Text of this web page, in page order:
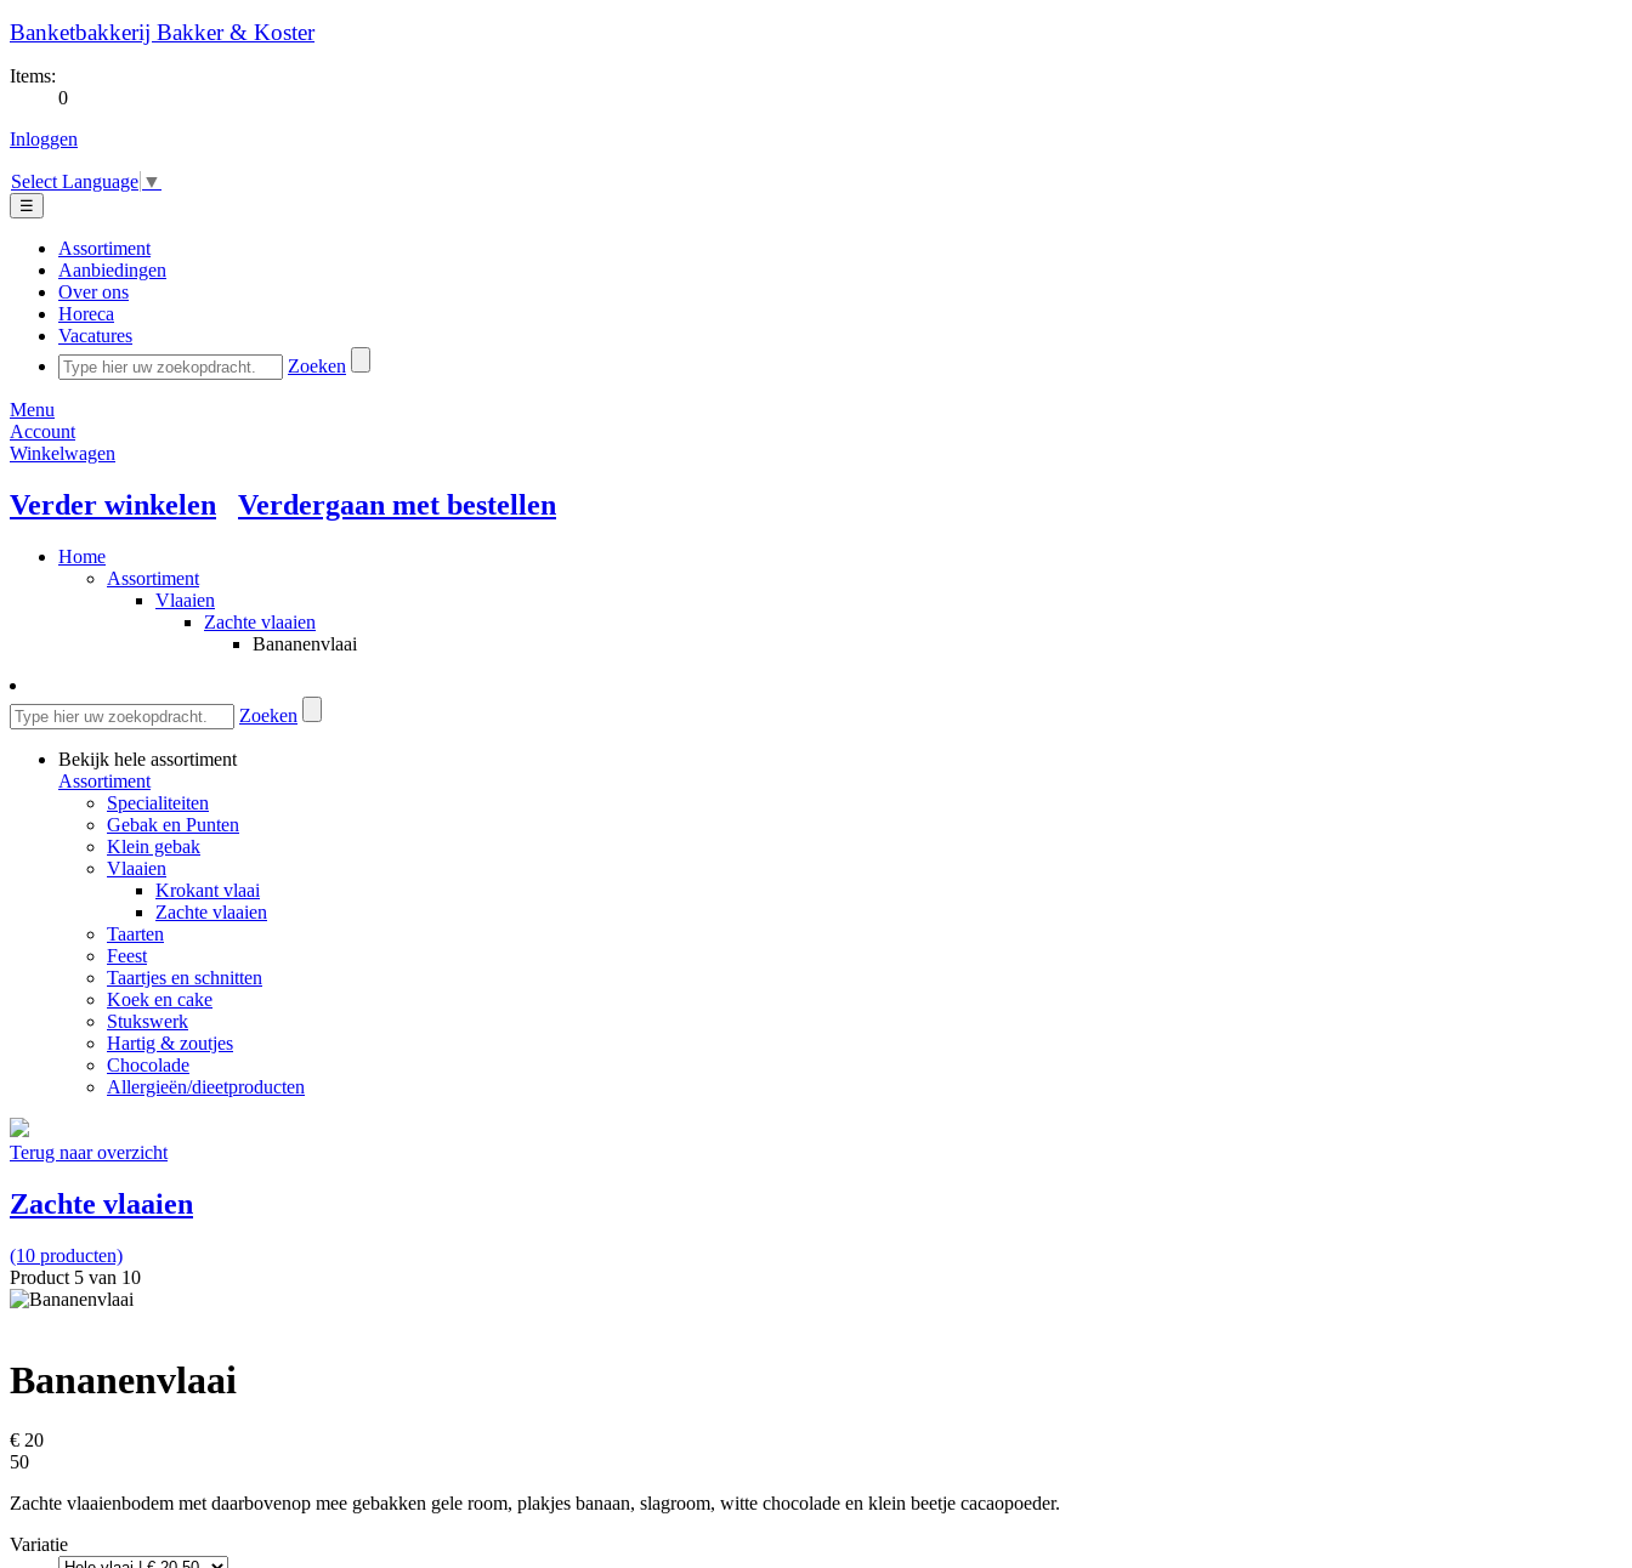
Banketbakkerij Bakker & Koster
Items:
0
Inloggen
Select Language ▼
☰
Assortiment
Aanbiedingen
Over ons
Horeca
Vacatures
Zoeken
Menu
Account
Winkelwagen
Verder winkelen Verdergaan met bestellen
Home
Assortiment
Vlaaien
Zachte vlaaien
Bananenvlaai
Zoeken
Bekijk hele assortiment
Assortiment
Specialiteiten
Gebak en Punten
Klein gebak
Vlaaien
Krokant vlaai
Zachte vlaaien
Taarten
Feest
Taartjes en schnitten
Koek en cake
Stukswerk
Hartig & zoutjes
Chocolade
Allergieën/dieetproducten
Terug naar overzicht
Zachte vlaaien
(10 producten)
Product 5 van 10
Bananenvlaai
€ 20
50
Zachte vlaaienbodem met daarbovenop mee gebakken gele room, plakjes banaan, slagroom, witte chocolade en klein beetje cacaopoeder.
Variatie